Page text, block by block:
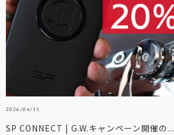
2026/04/15
SP CONNECT | G.W.キャンペーン開催の...